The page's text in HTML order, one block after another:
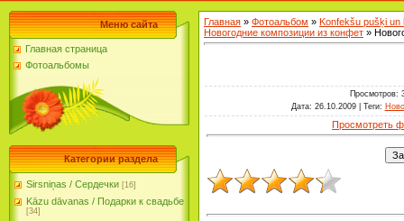
Меню сайта
Главная страница
Фотоальбомы
Категории раздела
Sirsniņas / Сердечки [16]
Kāzu dāvanas / Подарки к свадьбе
[34]
Главная » Фотоальбом » Konfekšu pušķi
Новогодние композиции из конфет »
Просмотров:
Дата: 26.10.2009 | Теги:
Просмотреть